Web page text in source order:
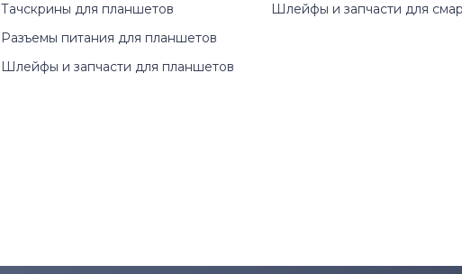
Тачскрины для планшетов
Разъемы питания для планшетов
Шлейфы и запчасти для планшетов
Шлейфы и запчасти для